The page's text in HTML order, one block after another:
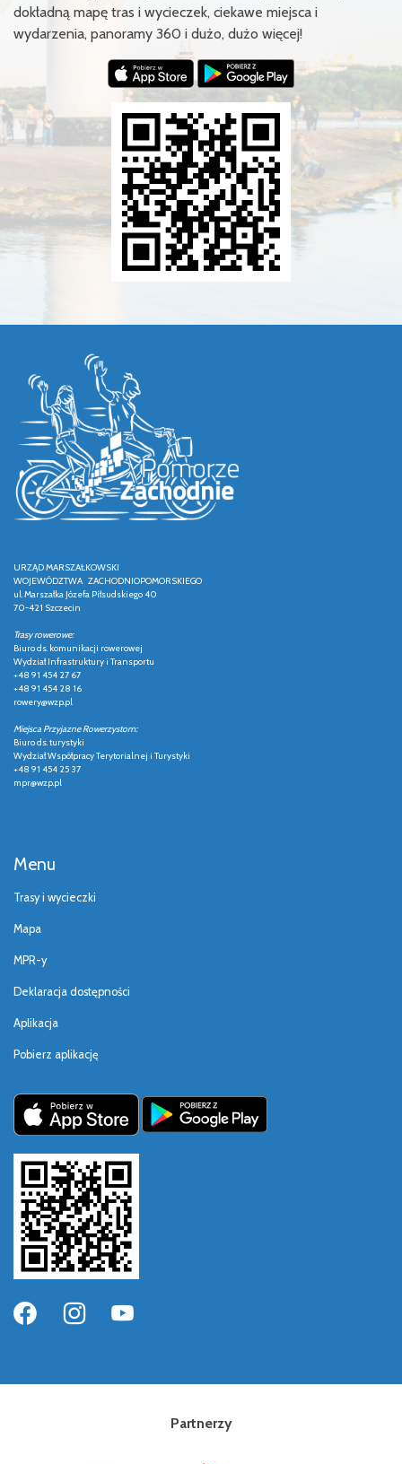
dokładną mapę tras i wycieczek, ciekawe miejsca i
wydarzenia, panoramy 360 i dużo, dużo więcej!
URZĄD MARSZAŁKOWSKI
WOJEWÓDZTWA ZACHODNIOPOMORSKIEGO
ul. Marszałka Józefa Piłsudskiego 40
70-421 Szczecin
Trasy rowerowe:
Biuro ds. komunikacji rowerowej
Wydział Infrastruktury i Transportu
+48 91 454 27 67
+48 91 454 28 16
rowery@wzp.pl
Miejsca Przyjazne Rowerzystom:
Biuro ds. turystyki
Wydział Współpracy Terytorialnej i Turystyki
+48 91 454 25 37
mpr@wzp.pl
Menu
Trasy i wycieczki
Mapa
MPR-y
Deklaracja dostępności
Aplikacja
Pobierz aplikację
Partnerzy